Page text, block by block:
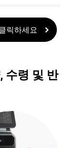
릭하세요
령 및 반